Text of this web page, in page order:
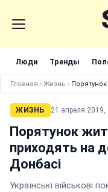
Люди Тренды
Главная › Жизнь ›
ЖИЗНЬ 21 апреля 2019,
Порятунок
приходять на
Донбасі
Українські військові